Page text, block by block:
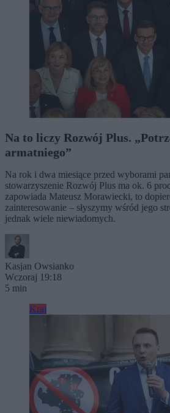
Na to liczy Rozwój Plus.
armatniego”
Na rok i dwa miesiące przed wyborami
stowarzyszenie Rozwój Plus ma ok. 6
zapowiada Mateusz Morawiecki, to
zainteresowanie – słyszymy wśród jego
jednak wiele niewiadomych.
Kasjan Owsianko
Wczoraj 19:18
5 min
Kraj